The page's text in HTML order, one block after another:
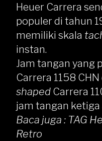
Heuer Carrera
populer di tahun
memiliki skala
instan.
Jam tangan yang
Carrera 1158
shaped Carrera
jam tangan
Baca juga : TAG
Retro